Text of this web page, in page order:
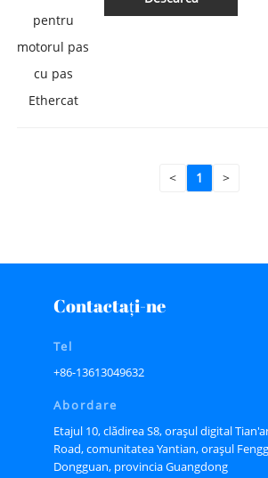
< 1 >
Contactaţi-ne
Tel
+86-13613049632
Abordare
Etajul 10, clădirea S8, orașul digital
Road, comunitatea Yantian, orașul
Dongguan, provincia Guangdong